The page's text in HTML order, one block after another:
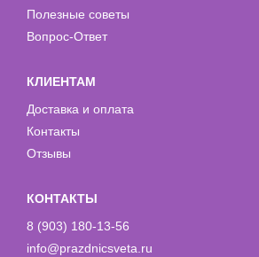
Полезные советы
Вопрос-Ответ
КЛИЕНТАМ
Доставка и оплата
Контакты
Отзывы
КОНТАКТЫ
8 (903) 180-13-56
info@prazdnicsveta.ru